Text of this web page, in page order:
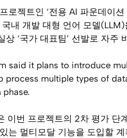
로젝트인 ‘전용 AI 파운데이
내 개발 대형 언어 모델
상 ‘국가 대표팀’ 선발로 자주
said it plans to introduce
process multiple types of
이번 프로젝트의 2차 평가 단
는 멀티모달 기능을 도입할